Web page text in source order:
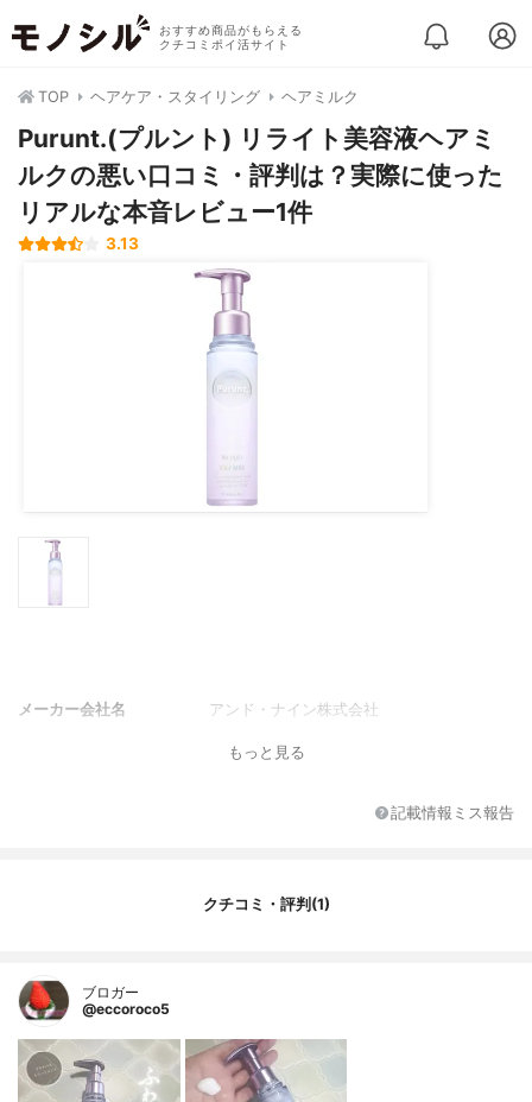
おすすめ商品がもらえる
クチコミポイ活サイト
TOP ヘアケア・スタイリング ヘアミルク
Purunt.(プルント) リライト美容液ヘアミ
ルクの悪い口コミ・評判は？実際に使った
リアルな本音レビュー1件
3.13
メーカー会社名 アンド・ナイン株式会社
もっと見る
記載情報ミス報告
クチコミ・評判(1)
ブロガー
@eccoroco5